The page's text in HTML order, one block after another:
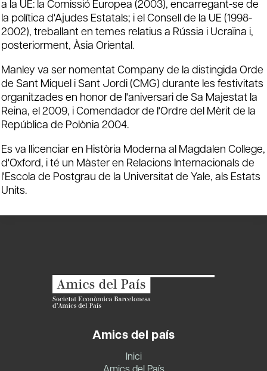
a la UE: la Comissió Europea (2003), encarregant-se de
la política d'Ajudes Estatals; i el Consell de la UE (1998-
2002), treballant en temes relatius a Rússia i Ucraïna i,
posteriorment, Àsia Oriental.
Manley va ser nomentat Company de la distingida Orde
de Sant Miquel i Sant Jordi (CMG) durante les festivitats
organitzades en honor de l'aniversari de Sa Majestat la
Reina, el 2009, i Comendador de l'Ordre del Mèrit de la
República de Polònia 2004.
Es va llicenciar en Història Moderna al Magdalen College,
d'Oxford, i té un Màster en Relacions Internacionals de
l'Escola de Postgrau de la Universitat de Yale, als Estats
Units.
Amics del país
Inici
Amics del País